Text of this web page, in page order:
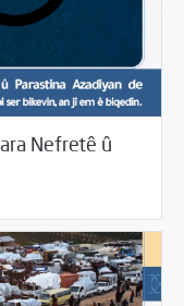
Nefretê û